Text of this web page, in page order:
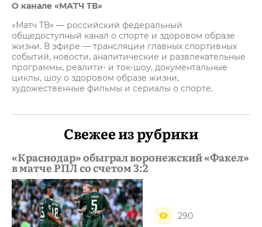
О канале «МАТЧ ТВ»
«Матч ТВ» — российский федеральный
общедоступный канал о спорте и здоровом образе
жизни. В эфире — трансляции главных спортивных
событий, новости, аналитические и развлекательные
программы, реалити- и ток-шоу, документальные
циклы, шоу о здоровом образе жизни,
художественные фильмы и сериалы о спорте.
Свежее из рубрики
«Краснодар» обыграл воронежский «Факел»
в матче РПЛ со счетом 3:2
290